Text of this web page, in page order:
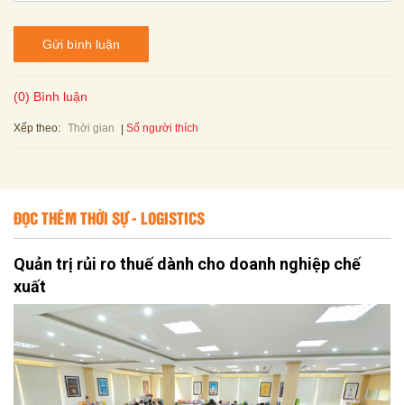
Gửi bình luận
(0) Bình luận
Xếp theo: Thời gian Số người thích
ĐỌC THÊM THỜI SỰ - LOGISTICS
Quản trị rủi ro thuế dành cho doanh nghiệp chế
xuất